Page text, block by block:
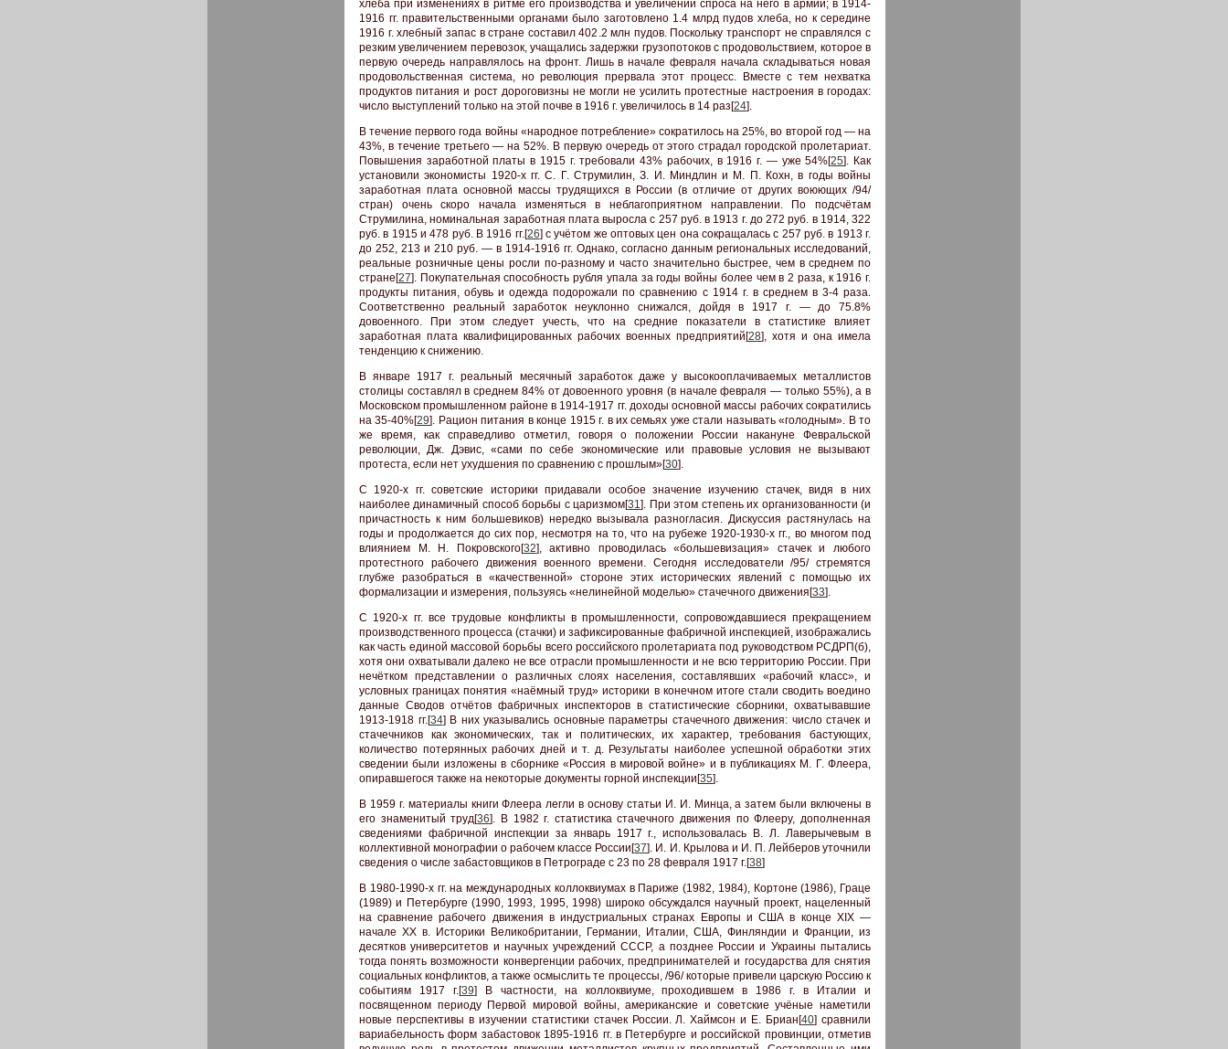
хлеба при изменениях в ритме его производства и увеличении спроса на него в армии; в 1914-
1916 гг. правительственными органами было заготовлено 1.4 млрд пудов хлеба, но к середине
1916 г. хлебный запас в стране составил 402.2 млн пудов. Поскольку транспорт не справлялся с
резким увеличением перевозок, учащались задержки грузопотоков с продовольствием, которое в
первую очередь направлялось на фронт. Лишь в начале февраля начала складываться новая
продовольственная система, но революция прервала этот процесс. Вместе с тем нехватка
продуктов питания и рост дороговизны не могли не усилить протестные настроения в городах:
число выступлений только на этой почве в 1916 г. увеличилось в 14 раз[24].
В течение первого года войны «народное потребление» сократилось на 25%, во второй год — на
43%, в течение третьего — на 52%. В первую очередь от этого страдал городской пролетариат.
Повышения заработной платы в 1915 г. требовали 43% рабочих, в 1916 г. — уже 54%[25]. Как
установили экономисты 1920-х гг. С. Г. Струмилин, З. И. Миндлин и М. П. Кохн, в годы войны
заработная плата основной массы трудящихся в России (в отличие от других воюющих /94/
стран) очень скоро начала изменяться в неблагоприятном направлении. По подсчётам
Струмилина, номинальная заработная плата выросла с 257 руб. в 1913 г. до 272 руб. в 1914, 322
руб. в 1915 и 478 руб. В 1916 гг.[26] с учётом же оптовых цен она сокращалась с 257 руб. в 1913 г.
до 252, 213 и 210 руб. — в 1914-1916 гг. Однако, согласно данным региональных исследований,
реальные розничные цены росли по-разному и часто значительно быстрее, чем в среднем по
стране[27]. Покупательная способность рубля упала за годы войны более чем в 2 раза, к 1916 г.
продукты питания, обувь и одежда подорожали по сравнению с 1914 г. в среднем в 3-4 раза.
Соответственно реальный заработок неуклонно снижался, дойдя в 1917 г. — до 75.8%
довоенного. При этом следует учесть, что на средние показатели в статистике влияет
заработная плата квалифицированных рабочих военных предприятий[28], хотя и она имела
тенденцию к снижению.
В январе 1917 г. реальный месячный заработок даже у высокооплачиваемых металлистов
столицы составлял в среднем 84% от довоенного уровня (в начале февраля — только 55%), а в
Московском промышленном районе в 1914-1917 гг. доходы основной массы рабочих сократились
на 35-40%[29]. Рацион питания в конце 1915 г. в их семьях уже стали называть «голодным». В то
же время, как справедливо отметил, говоря о положении России накануне Февральской
революции, Дж. Дэвис, «сами по себе экономические или правовые условия не вызывают
протеста, если нет ухудшения по сравнению с прошлым»[30].
С 1920-х гг. советские историки придавали особое значение изучению стачек, видя в них
наиболее динамичный способ борьбы с царизмом[31]. При этом степень их организованности (и
причастность к ним большевиков) нередко вызывала разногласия. Дискуссия растянулась на
годы и продолжается до сих пор, несмотря на то, что на рубеже 1920-1930-х гг., во многом под
влиянием М. Н. Покровского[32], активно проводилась «большевизация» стачек и любого
протестного рабочего движения военного времени. Сегодня исследователи /95/ стремятся
глубже разобраться в «качественной» стороне этих исторических явлений с помощью их
формализации и измерения, пользуясь «нелинейной моделью» стачечного движения[33].
С 1920-х гг. все трудовые конфликты в промышленности, сопровождавшиеся прекращением
производственного процесса (стачки) и зафиксированные фабричной инспекцией, изображались
как часть единой массовой борьбы всего российского пролетариата под руководством РСДРП(б),
хотя они охватывали далеко не все отрасли промышленности и не всю территорию России. При
нечётком представлении о различных слоях населения, составлявших «рабочий класс», и
условных границах понятия «наёмный труд» историки в конечном итоге стали сводить воедино
данные Сводов отчётов фабричных инспекторов в статистические сборники, охватывавшие
1913-1918 гг.[34] В них указывались основные параметры стачечного движения: число стачек и
стачечников как экономических, так и политических, их характер, требования бастующих,
количество потерянных рабочих дней и т. д. Результаты наиболее успешной обработки этих
сведении были изложены в сборнике «Россия в мировой войне» и в публикациях М. Г. Флеера,
опиравшегося также на некоторые документы горной инспекции[35].
В 1959 г. материалы книги Флеера легли в основу статьи И. И. Минца, а затем были включены в
его знаменитый труд[36]. В 1982 г. статистика стачечного движения по Флееру, дополненная
сведениями фабричной инспекции за январь 1917 г., использовалась В. Л. Лаверычевым в
коллективной монографии о рабочем классе России[37]. И. И. Крылова и И. П. Лейберов уточнили
сведения о числе забастовщиков в Петрограде с 23 по 28 февраля 1917 г.[38]
В 1980-1990-х гг. на международных коллоквиумах в Париже (1982, 1984), Кортоне (1986), Граце
(1989) и Петербурге (1990, 1993, 1995, 1998) широко обсуждался научный проект, нацеленный
на сравнение рабочего движения в индустриальных странах Европы и США в конце XIX —
начале XX в. Историки Великобритании, Германии, Италии, США, Финляндии и Франции, из
десятков университетов и научных учреждений СССР, а позднее России и Украины пытались
тогда понять возможности конвергенции рабочих, предпринимателей и государства для снятия
социальных конфликтов, а также осмыслить те процессы, /96/ которые привели царскую Россию к
событиям 1917 г.[39] В частности, на коллоквиуме, проходившем в 1986 г. в Италии и
посвященном периоду Первой мировой войны, американские и советские учёные наметили
новые перспективы в изучении статистики стачек России. Л. Хаймсон и Е. Бриан[40] сравнили
вариабельность форм забастовок 1895-1916 гг. в Петербурге и российской пpoвинции, отметив